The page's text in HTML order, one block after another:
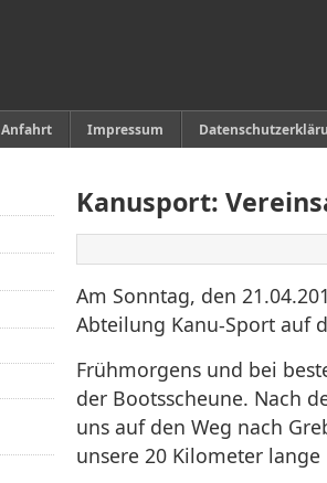
Anfahrt Impressum
Kanusport:
Am Sonntag, den
Abteilung Kanu-Sport auf
Frühmorgens und bei
der Bootsscheune. Nach
uns auf den Weg nach
unsere 20 Kilometer